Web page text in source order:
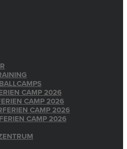
CAMP 2026
CAMP 2026
CAMP 2026
CAMP 2026